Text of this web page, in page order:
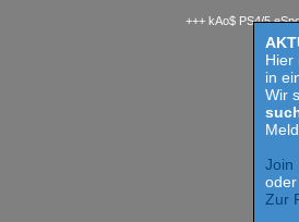
Hier
in
Wir
Join
Zur
+++ kAo$ PS4/5 eSport